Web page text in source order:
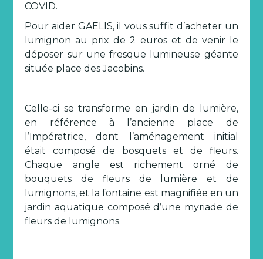
COVID.
Pour aider GAELIS, il vous suffit d’acheter un
lumignon au prix de 2 euros et de venir le
déposer sur une fresque lumineuse géante
située place des Jacobins.
Celle-ci se transforme en jardin de lumière,
en référence à l’ancienne place de
l’Impératrice, dont l’aménagement initial
était composé de bosquets et de fleurs.
Chaque angle est richement orné de
bouquets de fleurs de lumière et de
lumignons, et la fontaine est magnifiée en un
jardin aquatique composé d’une myriade de
fleurs de lumignons.